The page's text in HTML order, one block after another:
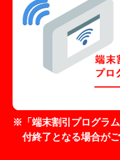
「端末割引プログラ
付終了となる場合がご